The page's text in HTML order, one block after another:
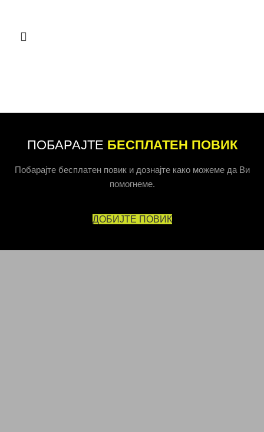
ПОБАРАЈТЕ БЕСПЛАТЕН ПОВИК
Побарајте бесплатен повик и дознајте како можеме да Ви
помогнеме.
ДОБИЈТЕ ПОВИК